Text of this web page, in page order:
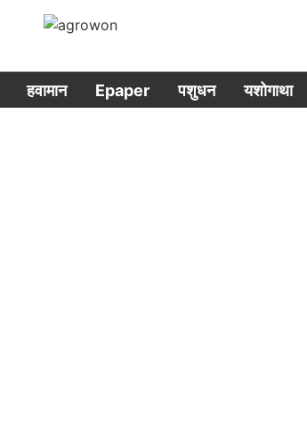
हवामान Epaper पशुधन यशोगाथा